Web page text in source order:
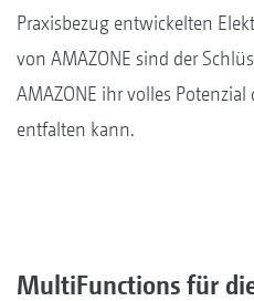
Praxisbezug entwickelten
von AMAZONE sind der
AMAZONE ihr volles
entfalten kann.
MultiFunctions für